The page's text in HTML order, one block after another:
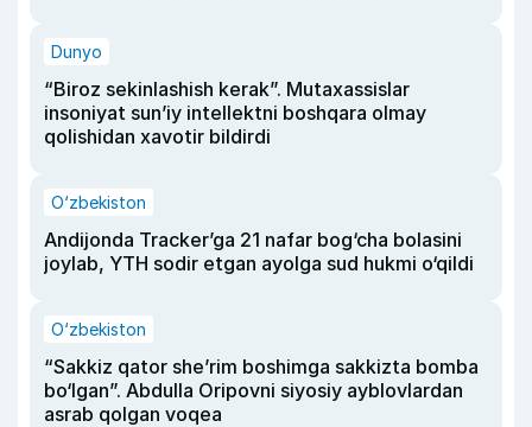
Dunyo
“Biroz sekinlashish kerak”. Mutaxassislar
insoniyat sun’iy intellektni boshqara olmay
qolishidan xavotir bildirdi
O‘zbekiston
Andijonda Tracker’ga 21 nafar bog‘cha bolasini
joylab, YTH sodir etgan ayolga sud hukmi o‘qildi
O‘zbekiston
“Sakkiz qator she’rim boshimga sakkizta bomba
bo‘lgan”. Abdulla Oripovni siyosiy ayblovlardan
asrab qolgan voqea